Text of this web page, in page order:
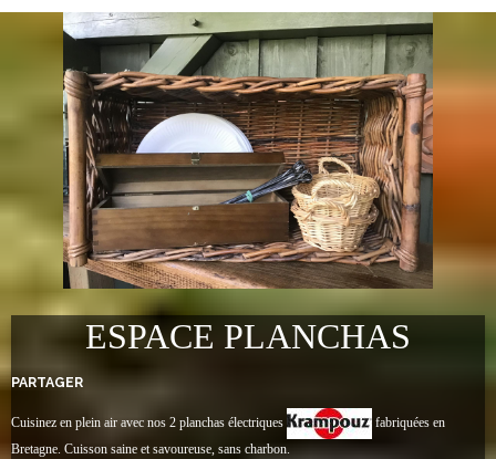
ESPACE PLANCHAS
PARTAGER
Cuisinez en plein air avec nos 2 planchas électriques
fabriquées en
Bretagne. Cuisson saine et savoureuse, sans charbon.